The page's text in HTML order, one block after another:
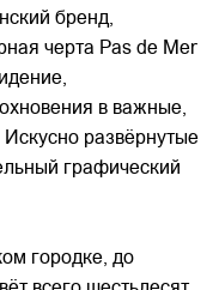
бренд,
черта Pas de Mer
в важные,
развёрнутые
графический
городке, до